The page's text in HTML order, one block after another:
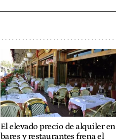
El elevado precio de alquiler en
bares y restaurantes frena el